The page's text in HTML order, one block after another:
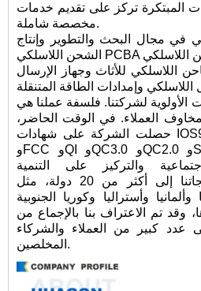
المبتكرة تركز على تقديم خدمات
مخصصة شاملة.
مجال البحث والتطوير وإنتاج
الشحن اللاسلكي PCBA والشاحن اللاسلكي والشاحن اللاسلكي
اللاسلكي للأثاث وجهاز الإرسال
الأولوية لشركتنا. فلسفة عملنا هي
العملاء. في الوقت الحاضر،
حصلت الشركة على شهادات IOS9001 وKC وCE وROHS
وFCC وQI وQC3.0 وQC2.0 وSMETA. نحن شركة ذات
والتركيز على التنمية
المستدامة.يتم تصدير منتجاتنا إلى أكثر من 20 دولة، مثل
وألمانيا وأستراليا وكوريا الجنوبية
وقد تم الاعتراف بنا بالإجماع من
عدد كبير من العملاء والشركاء
المخلصين.